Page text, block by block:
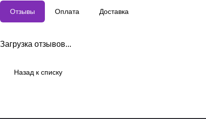
Отзывы Оплата Доставка
Загрузка отзывов...
Назад к списку